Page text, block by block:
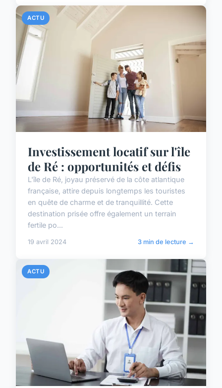
ACTU
Investissement locatif sur l'île
de Ré : opportunités et défis
L'île de Ré, joyau préservé de la côte atlantique
française, attire depuis longtemps les touristes
en quête de charme et de tranquillité. Cette
destination prisée offre également un terrain
fertile po...
19 avril 2024 3 min de lecture →
ACTU